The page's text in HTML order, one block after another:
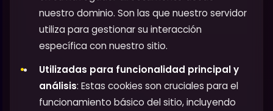
nuestro dominio. Son las que nuestro servidor
utiliza para gestionar su interacción
específica con nuestro sitio.
Utilizadas para funcionalidad principal y
análisis: Estas cookies son cruciales para el
funcionamiento básico del sitio, incluyendo